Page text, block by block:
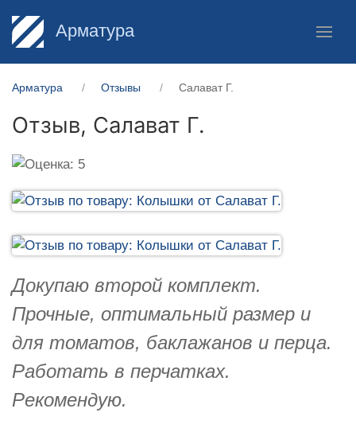
Арматура
Арматура Отзывы Салават Г.
Отзыв, Салават Г.
Докупаю второй комплект.
Прочные, оптимальный размер и
для томатов, баклажанов и перца.
Работать в перчатках.
Рекомендую.